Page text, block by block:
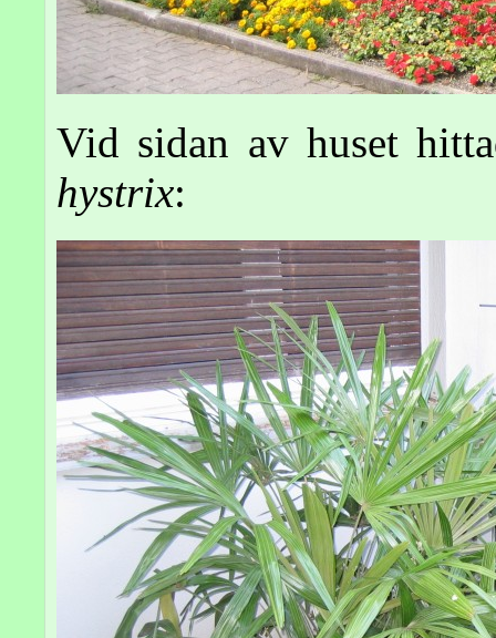
Vid sidan av huset
hystrix: